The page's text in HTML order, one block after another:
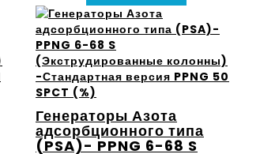
Генераторы Азота
адсорбционного типа
(PSA)- PPNG 6-68 S